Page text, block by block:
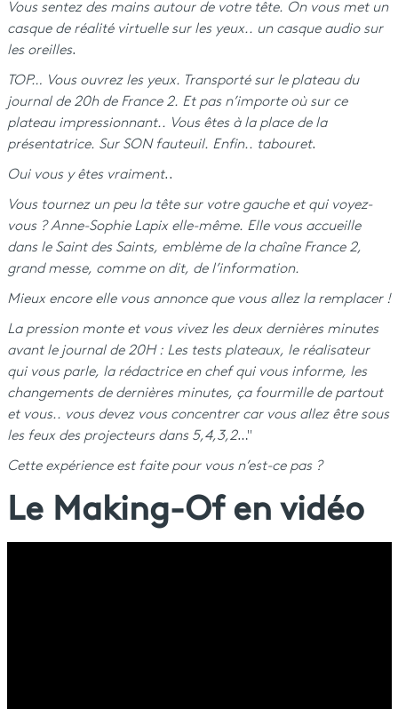
Vous sentez des mains autour de votre tête. On vous met un
casque de réalité virtuelle sur les yeux.. un casque audio sur
les oreilles.
TOP… Vous ouvrez les yeux. Transporté sur le plateau du
journal de 20h de France 2. Et pas n’importe où sur ce
plateau impressionnant.. Vous êtes à la place de la
présentatrice. Sur SON fauteuil. Enfin.. tabouret.
Oui vous y êtes vraiment..
Vous tournez un peu la tête sur votre gauche et qui voyez-
vous ? Anne-Sophie Lapix elle-même. Elle vous accueille
dans le Saint des Saints, emblème de la chaîne France 2,
grand messe, comme on dit, de l’information.
Mieux encore elle vous annonce que vous allez la remplacer !
La pression monte et vous vivez les deux dernières minutes
avant le journal de 20H : Les tests plateaux, le réalisateur
qui vous parle, la rédactrice en chef qui vous informe, les
changements de dernières minutes, ça fourmille de partout
et vous.. vous devez vous concentrer car vous allez être sous
les feux des projecteurs dans 5,4,3,2…"
Cette expérience est faite pour vous n’est-ce pas ?
Le Making-Of en vidéo